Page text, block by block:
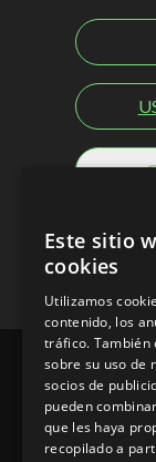
Este sitio
cookies
Utilizamos
contenido, los
tráfico.
sobre su uso de
socios de
pueden
que les haya
recopilado a